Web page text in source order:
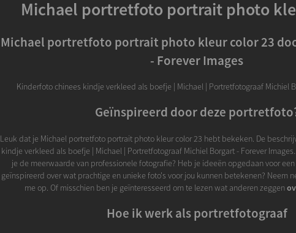
Michael portretfoto portrait photo
Michael portretfoto portrait photo kleur color 23
- Forever Images
Kinderfoto chinees kindje verkleed als boefje | Michael | Portretfotograaf Michiel
Geïnspireerd door deze
Leuk dat je Michael portretfoto portrait photo kleur color 23 hebt bekeken. De
kindje verkleed als boefje | Michael | Portretfotograaf Michiel Borgart - Forever
je de meerwaarde van professionele fotografie? Heb je ideeën opgedaan voor
geïnspireerd over wat prachtige en unieke foto's voor jou kunnen betekenen? Neem
me op. Of misschien ben je geïnteresseerd om te lezen wat anderen zeggen
Hoe ik werk als portretfotograaf